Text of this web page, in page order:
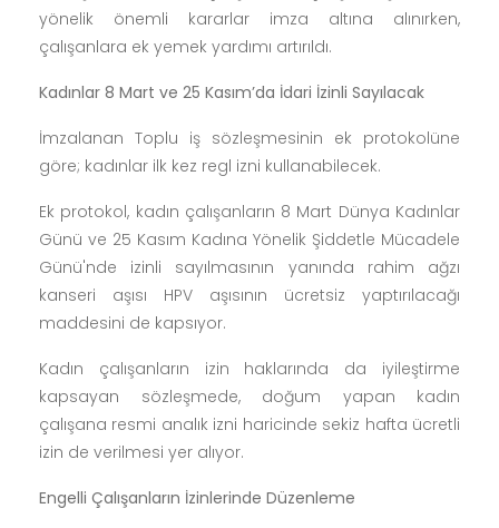
Tuşba Belediyesi hizmet binasında gerçekleşen imza
törenine, Eşbaşkanlar Hanım Akkoş ve Ümit Keser,
Tüm Bel-Sen Eşbaşkanı Ekrem Pala, Hukuk Sekreteri
Cidal katıldı.
haklarını iyileştirmeye yönelik düzenlenen
sözleşmede; kadın çalışanların çalışma şartlarına
yönelik önemli kararlar imza altına alınırken,
çalışanlara ek yemek yardımı artırıldı.
İmzalanan Toplu iş sözleşmesinin ek protokolüne
göre; kadınlar ilk kez regl izni kullanabilecek.
Ek protokol, kadın çalışanların 8 Mart Dünya Kadınlar
Günü ve 25 Kasım Kadına Yönelik Şiddetle Mücadele